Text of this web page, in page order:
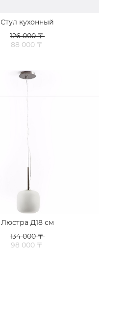
Стул кухонный
126 000 〒
88 000 〒
Люстра Д18 см
134 000 〒
98 000 〒